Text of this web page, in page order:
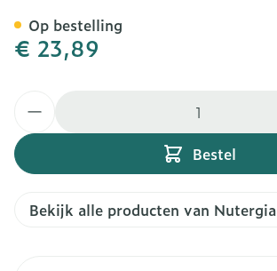
€ 23,89
Bestel
Op bestelling
Bekijk alle producten van Nutergia